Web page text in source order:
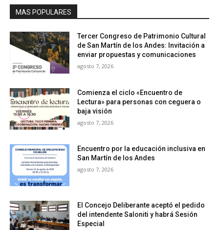
MAS POPULARES
Tercer Congreso de Patrimonio Cultural
de San Martín de los Andes: Invitación a
enviar propuestas y comunicaciones
agosto 7, 2026
Comienza el ciclo «Encuentro de
Lectura» para personas con ceguera o
baja visión
agosto 7, 2026
Encuentro por la educación inclusiva en
San Martín de los Andes
agosto 7, 2026
El Concejo Deliberante aceptó el pedido
del intendente Saloniti y habrá Sesión
Especial